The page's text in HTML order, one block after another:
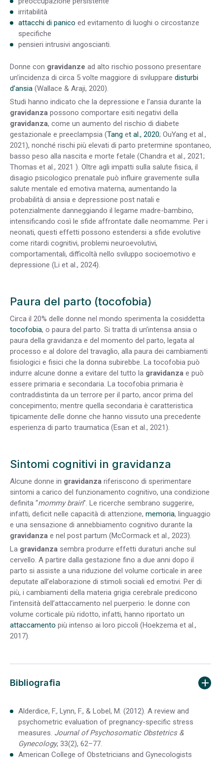
irritabilità
attacchi di panico ed evitamento di luoghi o circostanze
specifiche
pensieri intrusivi angoscianti.
Donne con gravidanze ad alto rischio possono presentare
un’incidenza di circa 5 volte maggiore di sviluppare disturbi
d’ansia (Wallace & Araji, 2020).
Studi hanno indicato che la depressione e l’ansia durante la
gravidanza possono comportare esiti negativi della
gravidanza, come un aumento del rischio di diabete
gestazionale e preeclampsia (Tang et al., 2020; OuYang et al.,
2021), nonché rischi più elevati di parto pretermine spontaneo,
basso peso alla nascita e morte fetale (Chandra et al., 2021;
Thomas et al., 2021 ). Oltre agli impatti sulla salute fisica, il
disagio psicologico prenatale può influire gravemente sulla
salute mentale ed emotiva materna, aumentando la
probabilità di ansia e depressione post natali e
potenzialmente danneggiando il legame madre-bambino,
intensificando così le sfide affrontate dalle neomamme. Per i
neonati, questi effetti possono estendersi a sfide evolutive
come ritardi cognitivi, problemi neuroevolutivi,
comportamentali, difficoltà nello sviluppo socioemotivo e
depressione (Li et al., 2024).
Paura del parto (tocofobia)
Circa il 20% delle donne nel mondo sperimenta la cosiddetta
tocofobia, o paura del parto. Si tratta di un’intensa ansia o
paura della gravidanza e del momento del parto, legata al
processo e al dolore del travaglio, alla paura dei cambiamenti
fisiologici e fisici che la donna subirebbe. La tocofobia può
indurre alcune donne a evitare del tutto la gravidanza e può
essere primaria e secondaria. La tocofobia primaria è
contraddistinta da un terrore per il parto, ancor prima del
concepimento; mentre quella secondaria è caratteristica
tipicamente delle donne che hanno vissuto una precedente
esperienza di parto traumatica (Esan et al., 2021).
Sintomi cognitivi in gravidanza
Alcune donne in gravidanza riferiscono di sperimentare
sintomi a carico del funzionamento cognitivo, una condizione
definita “mommy brain”. Le ricerche sembrano suggerire,
infatti, deficit nelle capacità di attenzione, memoria, linguaggio
e una sensazione di annebbiamento cognitivo durante la
gravidanza e nel post partum (McCormack et al., 2023).
La gravidanza sembra produrre effetti duraturi anche sul
cervello. A partire dalla gestazione fino a due anni dopo il
parto si assiste a una riduzione del volume corticale in aree
deputate all’elaborazione di stimoli sociali ed emotivi. Per di
più, i cambiamenti della materia grigia cerebrale predicono
l’intensità dell’attaccamento nel puerperio: le donne con
volume corticale più ridotto, infatti, hanno riportato un
attaccamento più intenso ai loro piccoli (Hoekzema et al.,
2017).
Bibliografia
Alderdice, F., Lynn, F., & Lobel, M. (2012). A review and
psychometric evaluation of pregnancy-specific stress
measures. Journal of Psychosomatic Obstetrics &
Gynecology, 33(2), 62–77.
American College of Obstetricians and Gynecologists